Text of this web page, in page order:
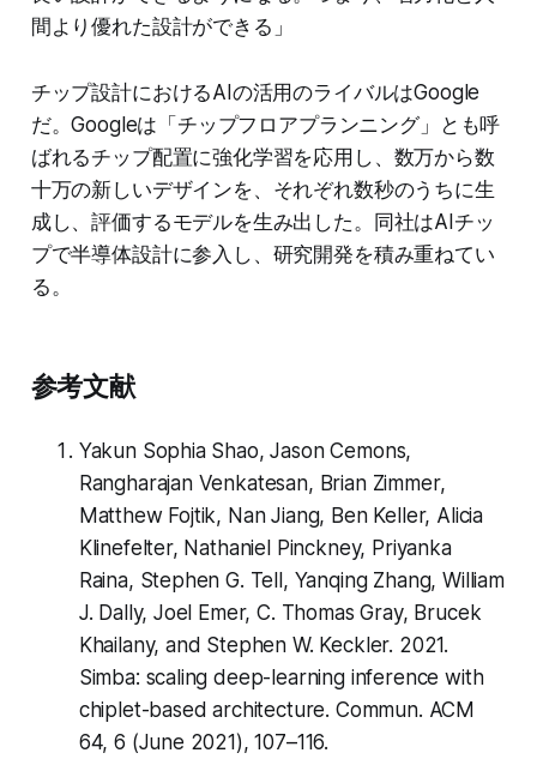
間より優れた設計ができる」
チップ設計におけるAIの活用のライバルはGoogle
だ。Googleは「チップフロアプランニング」とも呼
ばれるチップ配置に強化学習を応用し、数万から数
十万の新しいデザインを、それぞれ数秒のうちに生
成し、評価するモデルを生み出した。同社はAIチッ
プで半導体設計に参入し、研究開発を積み重ねてい
る。
参考文献
Yakun Sophia Shao, Jason Cemons,
Rangharajan Venkatesan, Brian Zimmer,
Matthew Fojtik, Nan Jiang, Ben Keller, Alicia
Klinefelter, Nathaniel Pinckney, Priyanka
Raina, Stephen G. Tell, Yanqing Zhang, William
J. Dally, Joel Emer, C. Thomas Gray, Brucek
Khailany, and Stephen W. Keckler. 2021.
Simba: scaling deep-learning inference with
chiplet-based architecture. Commun. ACM
64, 6 (June 2021), 107–116.